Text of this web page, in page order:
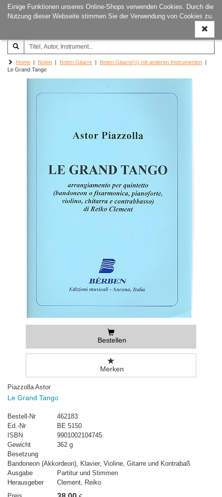
Einige Funktionen unseres Online-Shops verwenden Cookies. Durch die
Nutzung dieser Webseite stimmen Sie der Verwendung von Cookies zu.
ein-/
Joachim‐Trekel‐Musikverlag,
Hamburg
Home | Noten | Noten Gitarre | Noten Gitarre(n) mit anderen Instrumenten |
Le Grand Tango
Bestellen
Merken
Piazzolla Astor
Le Grand Tango
Bestell-Nr
462183
Ed.-Nr
BE 5150
ISBN
9901002104745
Gewicht
362 g
Besetzung
Bandoneon (Akkordeon), Klavier, Violine, Gitarre und Kontrabaß
Ausgabe
Partitur und Stimmen
Herausgeber
Clement, Reiko